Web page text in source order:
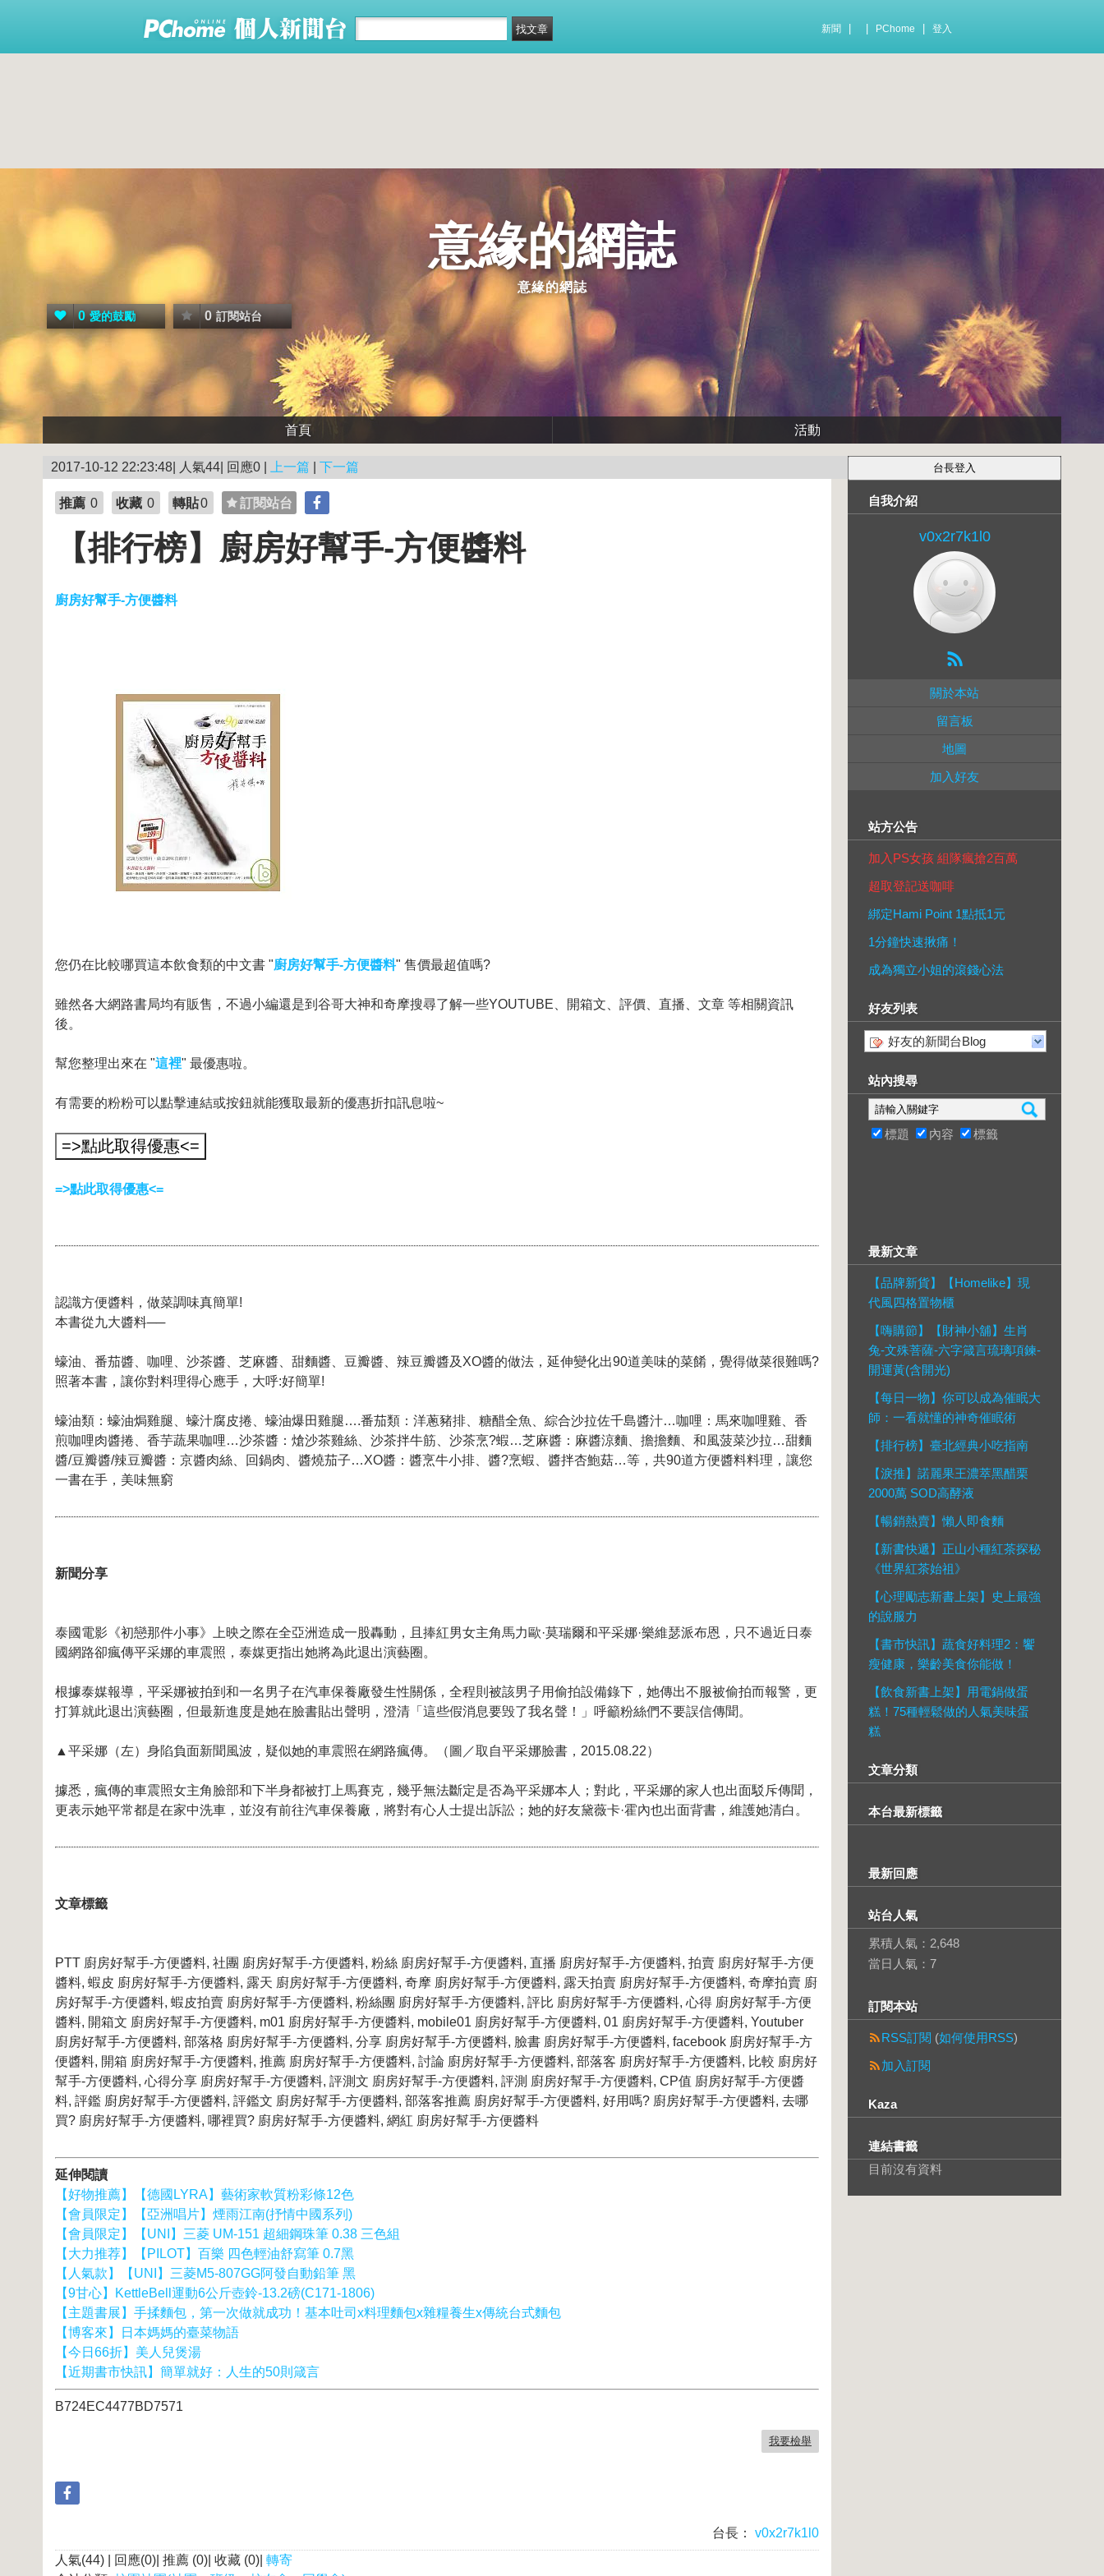
新聞 PChome 登入
意緣的網誌
意緣的網誌
0 愛的鼓勵 0 訂閱站台
首頁 活動
2017-10-12 22:23:48| 人氣44| 回應0 | 上一篇 下一篇
推薦 0 收藏 0 轉貼0 訂閱站台
【排行榜】廚房好幫手-方便醬料
廚房好幫手-方便醬料
您仍在比較哪買這本飲食類的中文書 "廚房好幫手-方便醬料" 售價最超值嗎?
雖然各大網路書局均有販售，不過小編還是到谷哥大神和奇摩搜尋了解一些YOUTUBE、開箱文、評價、直播、文章 等相關資訊
後。
幫您整理出來在 "這裡" 最優惠啦。
有需要的粉粉可以點擊連結或按鈕就能獲取最新的優惠折扣訊息啦~
=>點此取得優惠<=
認識方便醬料，做菜調味真簡單!
本書從九大醬料──
蠔油、番茄醬、咖哩、沙茶醬、芝麻醬、甜麵醬、豆瓣醬、辣豆瓣醬及XO醬的做法，延伸變化出90道美味的菜餚，覺得做菜很難嗎?
照著本書，讓你對料理得心應手，大呼:好簡單!
蠔油類：蠔油焗雞腿、蠔汁腐皮捲、蠔油爆田雞腿….番茄類：洋蔥豬排、糖醋全魚、綜合沙拉佐千島醬汁…咖哩：馬來咖哩雞、香
煎咖哩肉醬捲、香芋蔬果咖哩…沙茶醬：熗沙茶雞絲、沙茶拌牛筋、沙茶烹?蝦…芝麻醬：麻醬涼麵、擔擔麵、和風菠菜沙拉…甜麵
醬/豆瓣醬/辣豆瓣醬：京醬肉絲、回鍋肉、醬燒茄子…XO醬：醬烹牛小排、醬?烹蝦、醬拌杏鮑菇…等，共90道方便醬料料理，讓您
一書在手，美味無窮
新聞分享
泰國電影《初戀那件小事》上映之際在全亞洲造成一股轟動，且捧紅男女主角馬力歐·莫瑞爾和平采娜·樂維瑟派布恩，只不過近日泰
國網路卻瘋傳平采娜的車震照，泰媒更指出她將為此退出演藝圈。
根據泰媒報導，平采娜被拍到和一名男子在汽車保養廠發生性關係，全程則被該男子用偷拍設備錄下，她傳出不服被偷拍而報警，更
打算就此退出演藝圈，但最新進度是她在臉書貼出聲明，澄清「這些假消息要毁了我名聲！」呼籲粉絲們不要誤信傳聞。
▲平采娜（左）身陷負面新聞風波，疑似她的車震照在網路瘋傳。（圖／取自平采娜臉書，2015.08.22）
據悉，瘋傳的車震照女主角臉部和下半身都被打上馬賽克，幾乎無法斷定是否為平采娜本人；對此，平采娜的家人也出面駁斥傳聞，
更表示她平常都是在家中洗車，並沒有前往汽車保養廠，將對有心人士提出訴訟；她的好友黛薇卡·霍內也出面背書，維護她清白。
文章標籤
PTT 廚房好幫手-方便醬料, 社團 廚房好幫手-方便醬料, 粉絲 廚房好幫手-方便醬料, 直播 廚房好幫手-方便醬料, 拍賣 廚房好幫手-方便
醬料, 蝦皮 廚房好幫手-方便醬料, 露天 廚房好幫手-方便醬料, 奇摩 廚房好幫手-方便醬料, 露天拍賣 廚房好幫手-方便醬料, 奇摩拍賣 廚
房好幫手-方便醬料, 蝦皮拍賣 廚房好幫手-方便醬料, 粉絲團 廚房好幫手-方便醬料, 評比 廚房好幫手-方便醬料, 心得 廚房好幫手-方便
醬料, 開箱文 廚房好幫手-方便醬料, m01 廚房好幫手-方便醬料, mobile01 廚房好幫手-方便醬料, 01 廚房好幫手-方便醬料, Youtuber
廚房好幫手-方便醬料, 部落格 廚房好幫手-方便醬料, 分享 廚房好幫手-方便醬料, 臉書 廚房好幫手-方便醬料, facebook 廚房好幫手-方
便醬料, 開箱 廚房好幫手-方便醬料, 推薦 廚房好幫手-方便醬料, 討論 廚房好幫手-方便醬料, 部落客 廚房好幫手-方便醬料, 比較 廚房好
幫手-方便醬料, 心得分享 廚房好幫手-方便醬料, 評測文 廚房好幫手-方便醬料, 評測 廚房好幫手-方便醬料, CP值 廚房好幫手-方便醬
料, 評鑑 廚房好幫手-方便醬料, 評鑑文 廚房好幫手-方便醬料, 部落客推薦 廚房好幫手-方便醬料, 好用嗎? 廚房好幫手-方便醬料, 去哪
買? 廚房好幫手-方便醬料, 哪裡買? 廚房好幫手-方便醬料, 網紅 廚房好幫手-方便醬料
延伸閱讀
【好物推薦】【德國LYRA】藝術家軟質粉彩條12色
【會員限定】【亞洲唱片】煙雨江南(抒情中國系列)
【會員限定】【UNI】三菱 UM-151 超細鋼珠筆 0.38 三色組
【大力推荐】【PILOT】百樂 四色輕油舒寫筆 0.7黑
【人氣款】【UNI】三菱M5-807GG阿發自動鉛筆 黑
【9甘心】KettleBell運動6公斤壺鈴-13.2磅(C171-1806)
【主題書展】手揉麵包，第一次做就成功！基本吐司x料理麵包x雜糧養生x傳統台式麵包
【博客來】日本媽媽的臺菜物語
【今日66折】美人兒煲湯
【近期書市快訊】簡單就好：人生的50則箴言
B724EC4477BD7571
我要檢舉
台長：
v0x2r7k1l0
人氣(44) | 回應(0)| 推薦 (0)| 收藏 (0)| 轉寄
自我介紹
v0x2r7k1l0
關於本站
留言板
地圖
加入好友
站方公告
加入PS女孩 組隊瘋搶2百萬
超取登記送咖啡
綁定Hami Point 1點抵1元
1分鐘快速揪痛！
成為獨立小姐的滾錢心法
好友列表
好友的新聞台Blog
站內搜尋
標題 內容 標籤
最新文章
【品牌新貨】【Homelike】現
代風四格置物櫃
【嗨購節】【財神小舖】生肖
兔-文殊菩薩-六字箴言琉璃項鍊-
開運黃(含開光)
【每日一物】你可以成為催眠大
師：一看就懂的神奇催眠術
【排行榜】臺北經典小吃指南
【淚推】諾麗果王濃萃黑醋栗
2000萬 SOD高酵液
【暢銷熱賣】懶人即食麵
【新書快遞】正山小種紅茶探秘
《世界紅茶始祖》
【心理勵志新書上架】史上最強
的說服力
【書市快訊】蔬食好料理2：饗
瘦健康，樂齡美食你能做！
【飲食新書上架】用電鍋做蛋
糕！75種輕鬆做的人氣美味蛋
糕
文章分類
本台最新標籤
最新回應
站台人氣
累積人氣： 2,648
當日人氣： 7
訂閱本站
RSS訂閱 (如何使用RSS)
加入訂閱
Kaza
連結書籤
目前沒有資料